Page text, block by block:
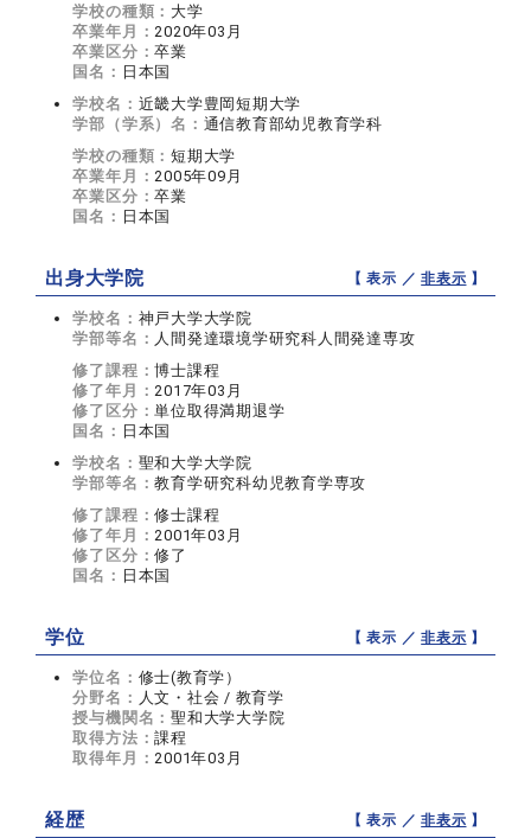
学校の種類： 大学
卒業年月： 2020年03月
卒業区分：卒業
国名： 日本国
学校名： 近畿大学豊岡短期大学
学部（学系）名： 通信教育部幼児教育学科
学校の種類：短期大学
卒業年月： 2005年09月
卒業区分：卒業
国名： 日本国
出身大学院 【 表示 ／非表示 】
学校名： 神戸大学大学院
学部等名： 人間発達環境学研究科人間発達専攻
修了課程：博士課程
修了年月： 2017年03月
修了区分：単位取得満期退学
国名： 日本国
学校名： 聖和大学大学院
学部等名：教育学研究科幼児教育学専攻
修了課程：修士課程
修了年月： 2001年03月
修了区分：修了
国名： 日本国
学位 【 表示 ／非表示 】
学位名： 修士(教育学）
分野名： 人文・社会 / 教育学
授与機関名：聖和大学大学院
取得方法：課程
取得年月： 2001年03月
経歴 【 表示 ／非表示 】